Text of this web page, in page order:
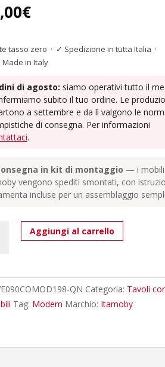
€
tasso zero · ✓ Spedizione in tutta Italia ·
Made in Italy
di agosto: siamo operativi tutto il
subito il tuo ordine. Le
a settembre e da lì valgono le
di consegna. Per informazioni
.
in kit di montaggio — i mobili
vengono spediti smontati, con
incluse per un assemblaggio
Aggiungi al carrello
QN Categoria: Tavoli
Tag: Modem Marchio: Itamoby